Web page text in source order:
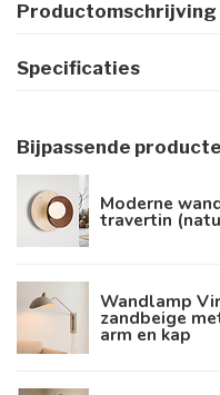
Productomschrijving
Specificaties
Bijpassende
Moderne
travertin
Wandlamp
zandbeige
arm en kap